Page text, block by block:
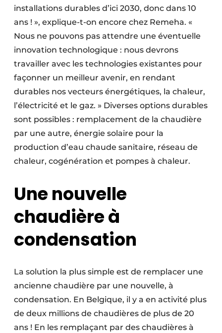
installations durables d’ici 2030, donc dans 10
ans ! », explique-t-on encore chez Remeha. «
Nous ne pouvons pas attendre une éventuelle
innovation technologique : nous devrons
travailler avec les technologies existantes pour
façonner un meilleur avenir, en rendant
durables nos vecteurs énergétiques, la chaleur,
l’électricité et le gaz. » Diverses options durables
sont possibles : remplacement de la chaudière
par une autre, énergie solaire pour la
production d’eau chaude sanitaire, réseau de
chaleur, cogénération et pompes à chaleur.
Une nouvelle
chaudière à
condensation
La solution la plus simple est de remplacer une
ancienne chaudière par une nouvelle, à
condensation. En Belgique, il y a en activité plus
de deux millions de chaudières de plus de 20
ans ! En les remplaçant par des chaudières à